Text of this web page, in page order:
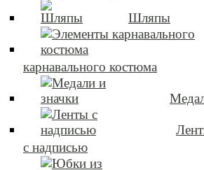
Шляпы
карнавального костюма
с надписью